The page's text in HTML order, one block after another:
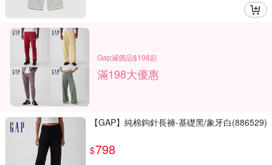
Gap減價品$198起
滿198大優惠
【GAP】純棉鉤針長褲-基礎黑/象牙白(886529)
$798